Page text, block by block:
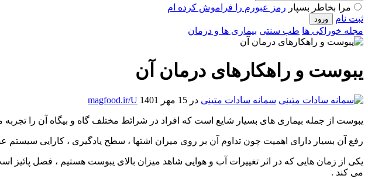
مرا بخاطر بسپار رمز عبورم را فراموش کرده ام
ثبت نام
مجله خوراکی ها طب سنتی بیماری ها و درمان
یبوست و راهکارهای درمان آن
سمانه سادات متینی در 15 مهر 1401 magfood.ir/U
یبوست از جمله بیماری های بسیار شایع است که افراد در شرائط مختلف گاه و بیگاه آن را
رفع آن بسیار دارای اهمیت چون تداوم آن بر روی میران اشتها ، سطح یادگیری ، کارایی سیستم
یکی از زمان هایی که در اثر تغییرات آب و هوایی شاهد میزان بالای یبوست هستیم ، فصل
می کند .